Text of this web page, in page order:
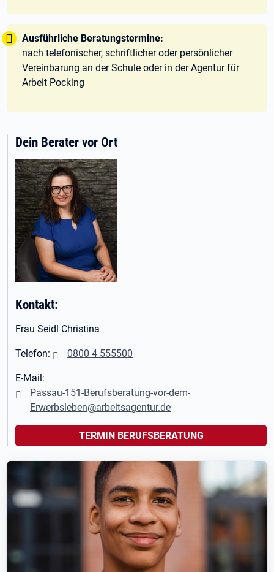
Tipp:
Ausführliche Beratungstermine:
nach telefonischer, schriftlicher oder persönlicher
Vereinbarung an der Schule oder in der Agentur für
Arbeit Pocking
Dein Berater vor Ort
Kontakt:
Frau Seidl Christina
Telefon: 0800 4 555500
E-Mail:
Passau-151-Berufsberatung-vor-dem-
Erwerbsleben@arbeitsagentur.de
TERMIN BERUFSBERATUNG